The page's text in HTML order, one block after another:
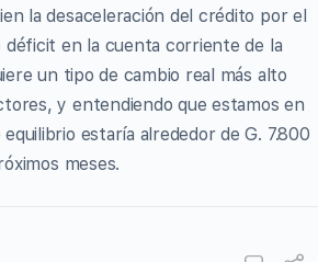
la desaceleración del crédito por el
déficit en la cuenta corriente de la
un tipo de cambio real más alto
y entendiendo que estamos en
estaría alrededor de G. 7.800
meses.